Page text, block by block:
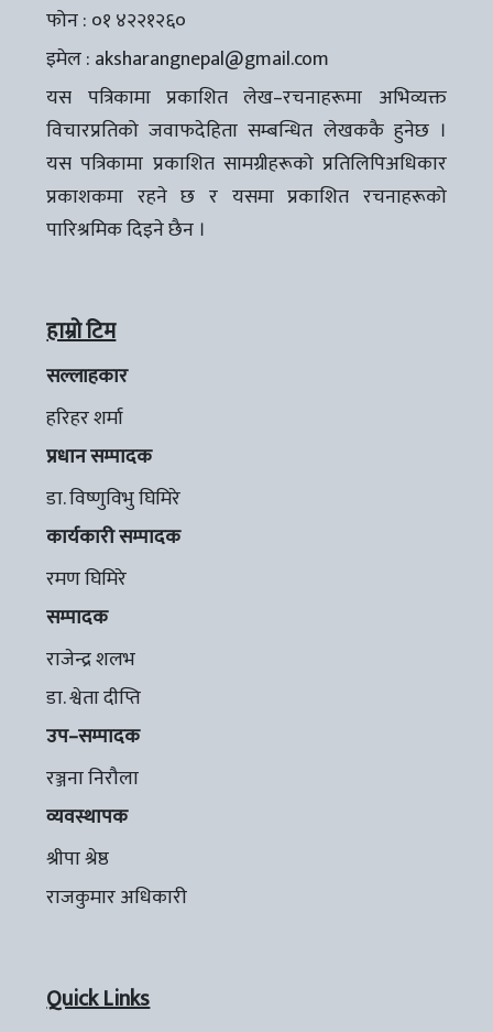
फोन : ०१ ४२२१२६०
इमेल : aksharangnepal@gmail.com
यस पत्रिकामा प्रकाशित लेख–रचनाहरूमा अभिव्यक्त
विचारप्रतिको जवाफदेहिता सम्बन्धित लेखककै हुनेछ ।
यस पत्रिकामा प्रकाशित सामग्रीहरूको प्रतिलिपिअधिकार
प्रकाशकमा रहने छ र यसमा प्रकाशित रचनाहरूको
पारिश्रमिक दिइने छैन ।
हाम्रो टिम
सल्लाहकार
हरिहर शर्मा
प्रधान सम्पादक
डा. विष्णुविभु घिमिरे
कार्यकारी सम्पादक
रमण घिमिरे
सम्पादक
राजेन्द्र शलभ
डा. श्वेता दीप्ति
उप–सम्पादक
रञ्जना निरौला
व्यवस्थापक
श्रीपा श्रेष्ठ
राजकुमार अधिकारी
Quick Links